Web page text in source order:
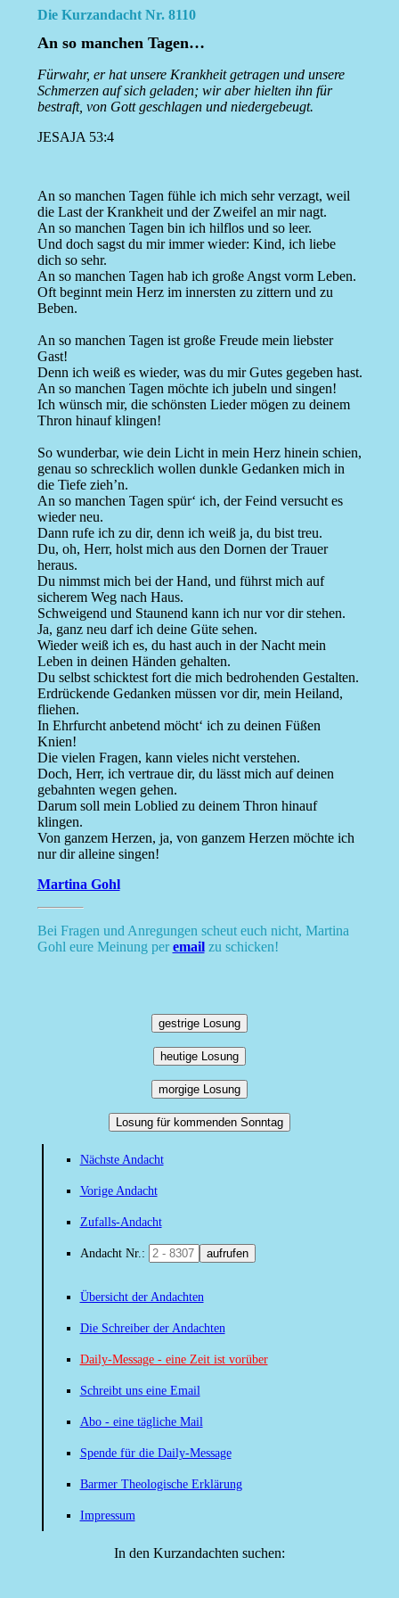
Die Kurzandacht Nr. 8110
An so manchen Tagen…
Fürwahr, er hat unsere Krankheit getragen und unsere
Schmerzen auf sich geladen; wir aber hielten ihn für
bestraft, von Gott geschlagen und niedergebeugt.
JESAJA 53:4
An so manchen Tagen fühle ich mich sehr verzagt, weil
die Last der Krankheit und der Zweifel an mir nagt.
An so manchen Tagen bin ich hilflos und so leer.
Und doch sagst du mir immer wieder: Kind, ich liebe
dich so sehr.
An so manchen Tagen hab ich große Angst vorm Leben.
Oft beginnt mein Herz im innersten zu zittern und zu
Beben.
An so manchen Tagen ist große Freude mein liebster
Gast!
Denn ich weiß es wieder, was du mir Gutes gegeben hast.
An so manchen Tagen möchte ich jubeln und singen!
Ich wünsch mir, die schönsten Lieder mögen zu deinem
Thron hinauf klingen!
So wunderbar, wie dein Licht in mein Herz hinein schien,
genau so schrecklich wollen dunkle Gedanken mich in
die Tiefe zieh’n.
An so manchen Tagen spür‘ ich, der Feind versucht es
wieder neu.
Dann rufe ich zu dir, denn ich weiß ja, du bist treu.
Du, oh, Herr, holst mich aus den Dornen der Trauer
heraus.
Du nimmst mich bei der Hand, und führst mich auf
sicherem Weg nach Haus.
Schweigend und Staunend kann ich nur vor dir stehen.
Ja, ganz neu darf ich deine Güte sehen.
Wieder weiß ich es, du hast auch in der Nacht mein
Leben in deinen Händen gehalten.
Du selbst schicktest fort die mich bedrohenden Gestalten.
Erdrückende Gedanken müssen vor dir, mein Heiland,
fliehen.
In Ehrfurcht anbetend möcht‘ ich zu deinen Füßen
Knien!
Die vielen Fragen, kann vieles nicht verstehen.
Doch, Herr, ich vertraue dir, du lässt mich auf deinen
gebahnten wegen gehen.
Darum soll mein Loblied zu deinem Thron hinauf
klingen.
Von ganzem Herzen, ja, von ganzem Herzen möchte ich
nur dir alleine singen!
Martina Gohl
Bei Fragen und Anregungen scheut euch nicht, Martina
Gohl eure Meinung peremailzu schicken!
gestrige Losung
heutige Losung
morgige Losung
Losung für kommenden Sonntag
Nächste Andacht
Vorige Andacht
Zufalls-Andacht
Andacht Nr.: aufrufen
Übersicht der Andachten
Die Schreiber der Andachten
Daily-Message - eine Zeit ist vorüber
Schreibt uns eine Email
Abo - eine tägliche Mail
Spende für die Daily-Message
Barmer Theologische Erklärung
Impressum
In den Kurzandachten suchen: